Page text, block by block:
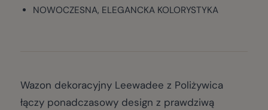
NOWOCZESNA, ELEGANCKA KOLORYSTYKA
Wazon dekoracyjny Leewadee z Poliżywica
łączy ponadczasowy design z prawdziwą